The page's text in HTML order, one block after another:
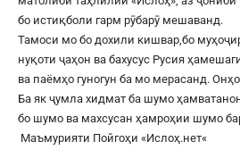
бо истиқболи гарм рӯбарӯ мешаванд.
Тамоси мо бо дохили кишвар,бо
нуқоти ҷаҳон ва бахусус Русия
ва паёмҳо гуногун ба мо мерасанд.
Ба як ҷумла хидмат ба шумо
бо шумо ва махсусан ҳамроҳии шумо
Маъмурияти Пойгоҳи «Ислоҳ.нет«